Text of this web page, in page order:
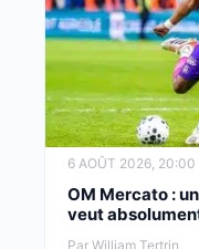
6 AOÛT 2026, 20:00
OM Mercato :
veut
Par William Tertrin